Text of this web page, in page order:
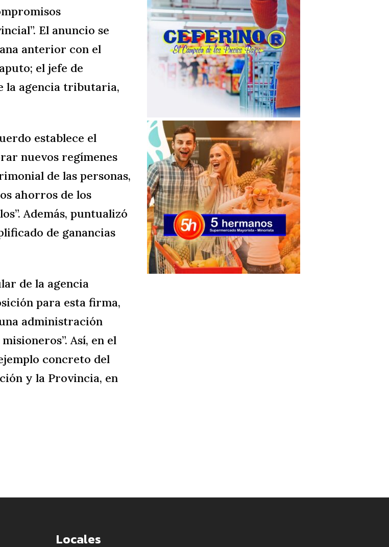
El anuncio se
anterior con el
el jefe de
la agencia tributaria,
establece el
nuevos regímenes
de las personas,
ahorros de los
Además, puntualizó
de ganancias
de la agencia
para esta firma,
administración
Así, en el
concreto del
y la Provincia, en
Locales